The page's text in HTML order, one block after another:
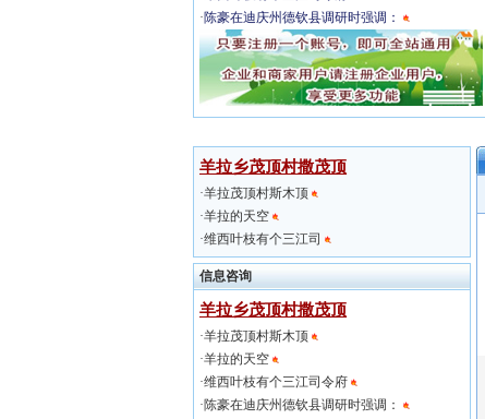
·陈豪在迪庆州德钦县调研时强调：
羊拉乡茂顶村撒茂顶
·羊拉茂顶村斯木顶
·羊拉的天空
·维西叶枝有个三江司
信息咨询
羊拉乡茂顶村撒茂顶
·羊拉茂顶村斯木顶
·羊拉的天空
·维西叶枝有个三江司令府
·陈豪在迪庆州德钦县调研时强调：